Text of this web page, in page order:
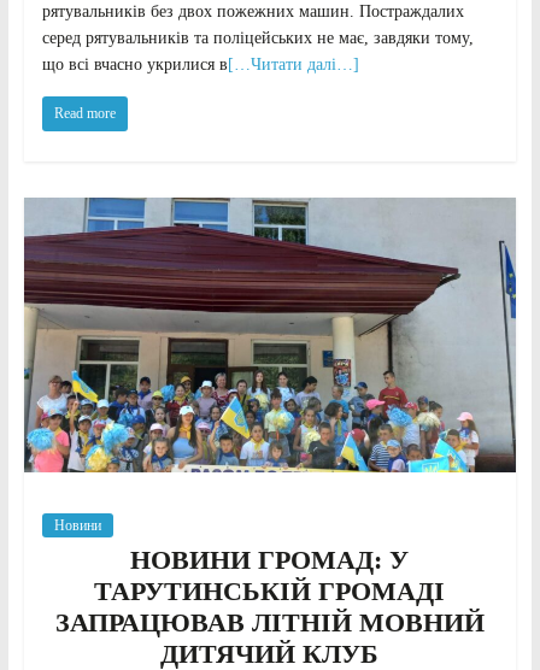
рятувальників без двох пожежних машин. Постраждалих
серед рятувальників та поліцейських не має, завдяки тому,
що всі вчасно укрилися в […Читати далі…]
Read more
Новини
НОВИНИ ГРОМАД: У
ТАРУТИНСЬКІЙ ГРОМАДІ
ЗАПРАЦЮВАВ ЛІТНІЙ МОВНИЙ
ДИТЯЧИЙ КЛУБ